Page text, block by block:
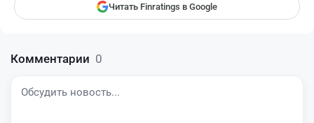
Читать Finratings в Google
Комментарии 0